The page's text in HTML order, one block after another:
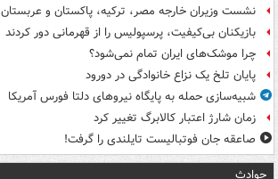
نشست وزیران خارجه مصر، ترکیه، پاکستان و عربستان
بازیکنان بی‌کیفیت، پرسپولیس را از قهرمانی دور کردند
چرا موشک‌های ایران تمام نمی‌شود؟
پایان تلخ یک نزاع خانوادگی در دورود
شبیه‌سازی حمله به پایگاه نیروهای دلتا فورس آمریکا
زمان شارژ اعتبار کالابرگ تغییر کرد
صاعقه جان فوتبالیست تایلندی را گرفت!
حوادث